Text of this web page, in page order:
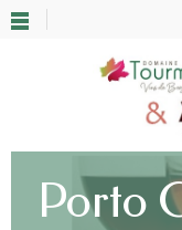
Porto